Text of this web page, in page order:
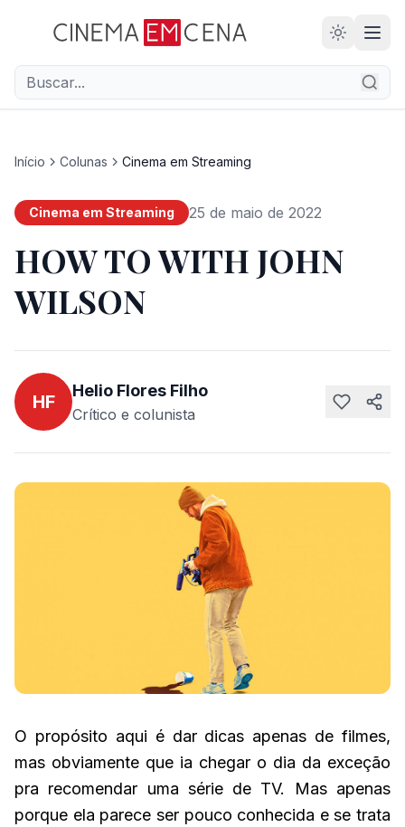
28
ANOS
Início Colunas Cinema em Streaming
Cinema em Streaming 25 de maio de 2022
HOW TO WITH JOHN
WILSON
HF
Helio Flores Filho
Crítico e colunista
O propósito aqui é dar dicas apenas de filmes,
mas obviamente que ia chegar o dia da exceção
pra recomendar uma série de TV. Mas apenas
porque ela parece ser pouco conhecida e se trata